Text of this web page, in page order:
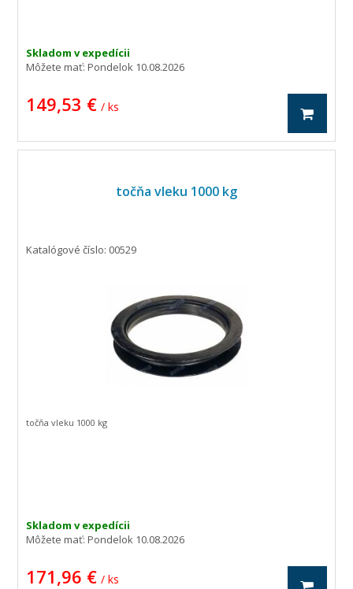
Skladom v expedícii
Môžete mať:Pondelok 10.08.2026
149,53 € / ks
točňa vleku 1000 kg
Katalógové číslo: 00529
Skladom v expedícii
Môžete mať:Pondelok 10.08.2026
171,96 € / ks
točňa vleku 1000 kg